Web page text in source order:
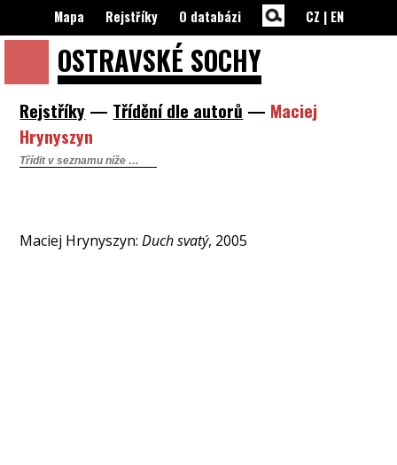
OSTRAVSKÉ SOCHY
Mapa Rejstříky O databázi CZ | EN
Rejstříky — Třídění dle autorů — Maciej
Hrynyszyn
Maciej Hrynyszyn:Duch svatý, 2005